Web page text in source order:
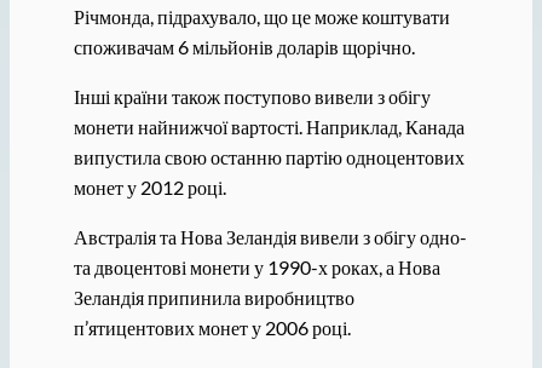
Річмонда, підрахувало, що це може коштувати
споживачам 6 мільйонів доларів щорічно.
Інші країни також поступово вивели з обігу
монети найнижчої вартості. Наприклад, Канада
випустила свою останню партію одноцентових
монет у 2012 році.
Австралія та Нова Зеландія вивели з обігу одно-
та двоцентові монети у 1990-х роках, а Нова
Зеландія припинила виробництво
п’ятицентових монет у 2006 році.